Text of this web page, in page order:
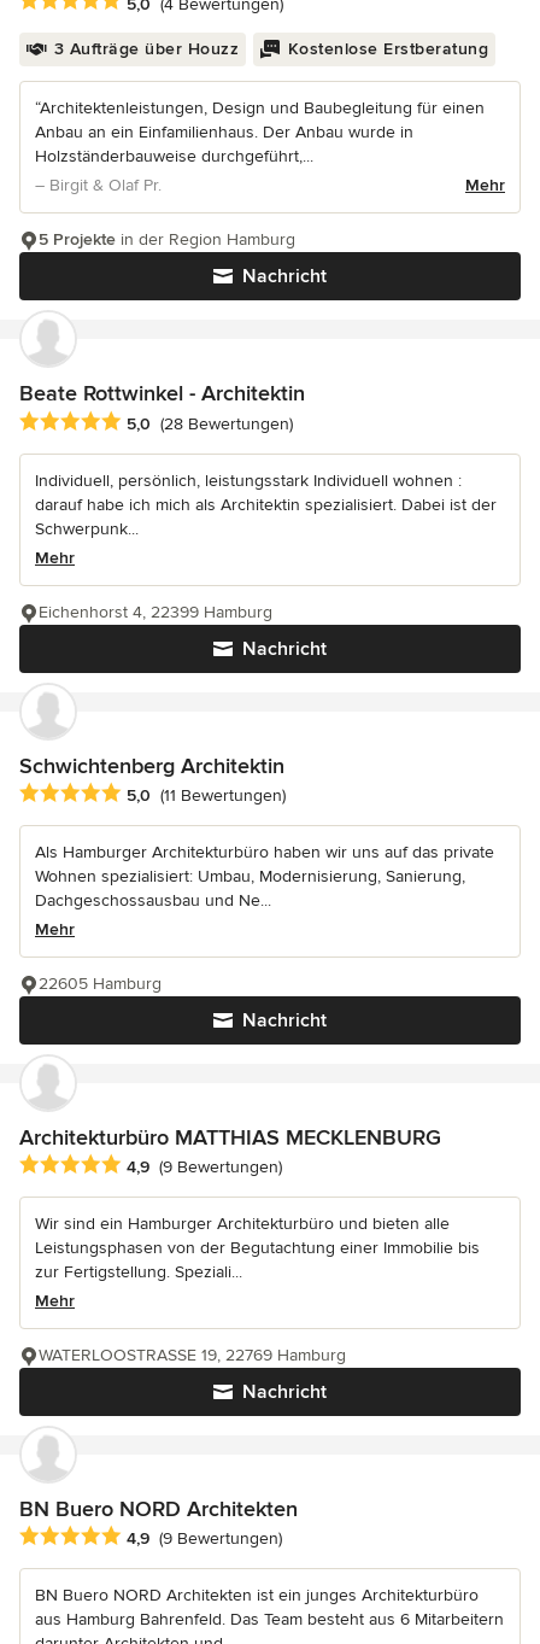
3 Aufträge über Houzz Kostenlose Erstberatung
“Architektenleistungen, Design und Baubegleitung für einen
Anbau an ein Einfamilienhaus. Der Anbau wurde in
Holzständerbauweise durchgeführt,...
– Birgit & Olaf Pr.
Mehr
Nachricht
5 Projekte in der Region Hamburg
Beate Rottwinkel - Architektin
Durchschnittliche Bewertung: 5 von 5 Sternen
5,0 (28 Bewertungen)
Individuell, persönlich, leistungsstark Individuell wohnen :
darauf habe ich mich als Architektin spezialisiert. Dabei ist der
Schwerpunk...
Mehr
Nachricht
Eichenhorst 4, 22399 Hamburg
Schwichtenberg Architektin
Durchschnittliche Bewertung: 5 von 5 Sternen
5,0 (11 Bewertungen)
Als Hamburger Architekturbüro haben wir uns auf das private
Wohnen spezialisiert: Umbau, Modernisierung, Sanierung,
Dachgeschossausbau und Ne...
Mehr
Nachricht
22605 Hamburg
Architekturbüro MATTHIAS MECKLENBURG
Durchschnittliche Bewertung: 4.9 von 5 Sternen
4,9 (9 Bewertungen)
Wir sind ein Hamburger Architekturbüro und bieten alle
Leistungsphasen von der Begutachtung einer Immobilie bis
zur Fertigstellung. Speziali...
Mehr
Nachricht
WATERLOOSTRASSE 19, 22769 Hamburg
BN Buero NORD Architekten
Durchschnittliche Bewertung: 4.9 von 5 Sternen
4,9 (9 Bewertungen)
BN Buero NORD Architekten ist ein junges Architekturbüro
aus Hamburg Bahrenfeld. Das Team besteht aus 6 Mitarbeitern